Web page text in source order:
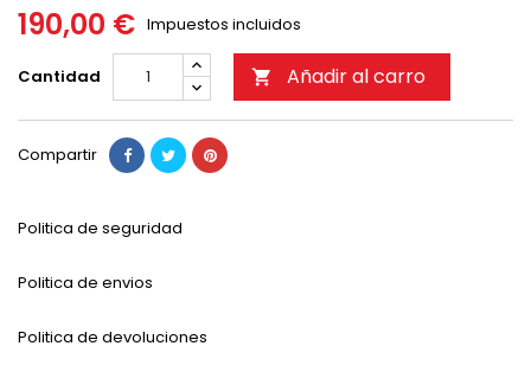
190,00 € Impuestos incluidos
Cantidad  Añadir al carro
Compartir
Politica de seguridad
Politica de envios
Politica de devoluciones